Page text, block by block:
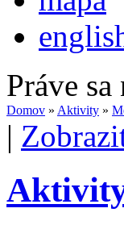
Práve sa
Domov » Aktivity »
|